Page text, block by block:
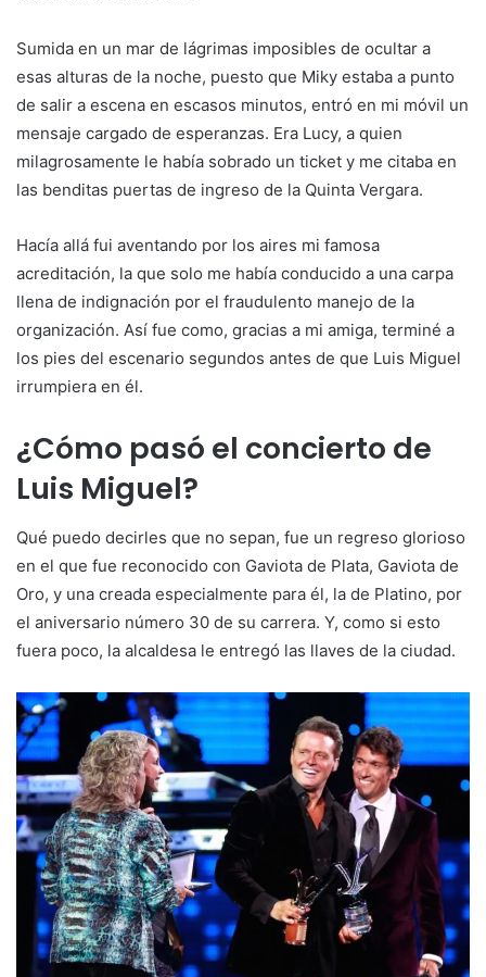
Sumida en un mar de lágrimas imposibles de ocultar a
esas alturas de la noche, puesto que Miky estaba a punto
de salir a escena en escasos minutos, entró en mi móvil un
mensaje cargado de esperanzas. Era Lucy, a quien
milagrosamente le había sobrado un ticket y me citaba en
las benditas puertas de ingreso de la Quinta Vergara.
Hacía allá fui aventando por los aires mi famosa
acreditación, la que solo me había conducido a una carpa
llena de indignación por el fraudulento manejo de la
organización. Así fue como, gracias a mi amiga, terminé a
los pies del escenario segundos antes de que Luis Miguel
irrumpiera en él.
¿Cómo pasó el concierto de
Luis Miguel?
Qué puedo decirles que no sepan, fue un regreso glorioso
en el que fue reconocido con Gaviota de Plata, Gaviota de
Oro, y una creada especialmente para él, la de Platino, por
el aniversario número 30 de su carrera. Y, como si esto
fuera poco, la alcaldesa le entregó las llaves de la ciudad.